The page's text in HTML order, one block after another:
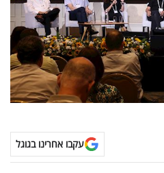
עקבו אחרינו בגוגל